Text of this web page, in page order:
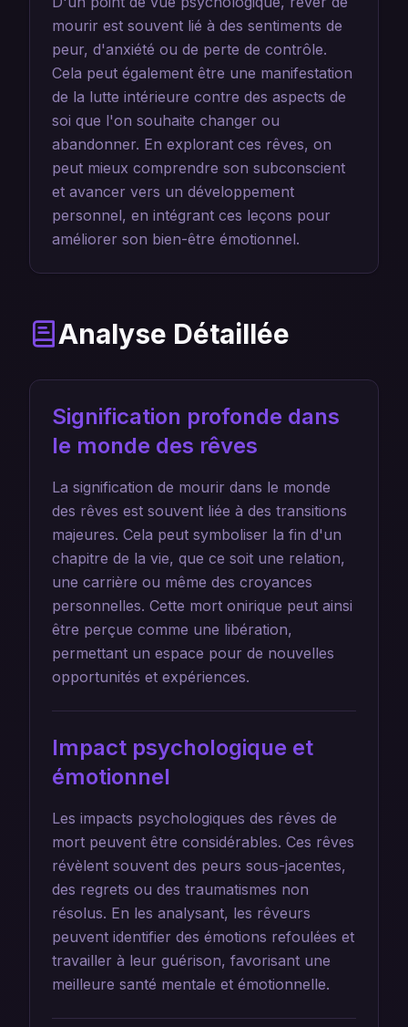
mourir est souvent lié à des sentiments de
peur, d'anxiété ou de perte de contrôle.
Cela peut également être une manifestation
de la lutte intérieure contre des aspects de
soi que l'on souhaite changer ou
abandonner. En explorant ces rêves, on
peut mieux comprendre son subconscient
et avancer vers un développement
personnel, en intégrant ces leçons pour
améliorer son bien-être émotionnel.
Analyse Détaillée
Signification profonde dans
le monde des rêves
La signification de mourir dans le monde
des rêves est souvent liée à des transitions
majeures. Cela peut symboliser la fin d'un
chapitre de la vie, que ce soit une relation,
une carrière ou même des croyances
personnelles. Cette mort onirique peut ainsi
être perçue comme une libération,
permettant un espace pour de nouvelles
opportunités et expériences.
Impact psychologique et
émotionnel
Les impacts psychologiques des rêves de
mort peuvent être considérables. Ces rêves
révèlent souvent des peurs sous-jacentes,
des regrets ou des traumatismes non
résolus. En les analysant, les rêveurs
peuvent identifier des émotions refoulées et
travailler à leur guérison, favorisant une
meilleure santé mentale et émotionnelle.